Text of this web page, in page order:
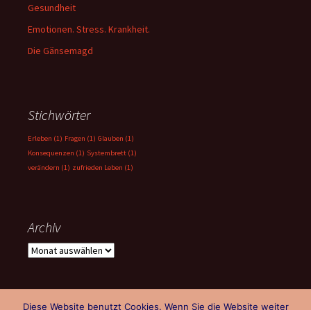
Gesundheit
Emotionen. Stress. Krankheit.
Die Gänsemagd
Stichwörter
Erleben (1) Fragen (1) Glauben (1)
Konsequenzen (1) Systembrett (1)
verändern (1) zufrieden Leben (1)
Archiv
Archiv
Diese Website benutzt Cookies. Wenn Sie die Website weiter